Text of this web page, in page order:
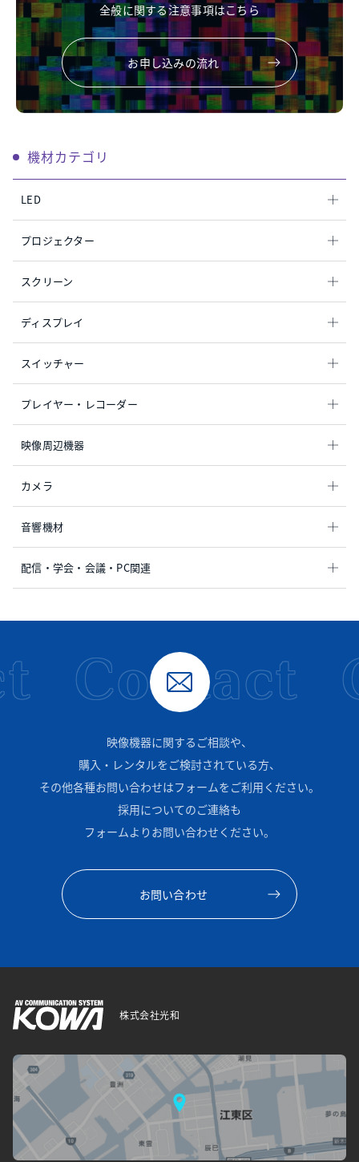
機材カテゴリ
LED
プロジェクター
スクリーン
ディスプレイ
スイッチャー
プレイヤー・レコーダー
映像周辺機器
カメラ
音響機材
配信・学会・会議・PC関連
全般に関する注意事項はこちら
お申し込みの流れ
Contact
映像機器に関するご相談や、
購入・レンタルをご検討されている方、
その他各種お問い合わせはフォームをご利用ください。
採用についてのご連絡も
フォームよりお問い合わせください。
お問い合わせ
株式会社光和